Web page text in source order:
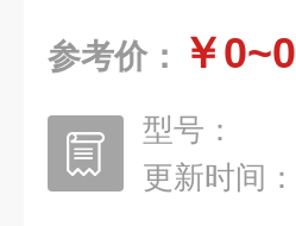
参考价： ￥0~0
型号：
更新时间：